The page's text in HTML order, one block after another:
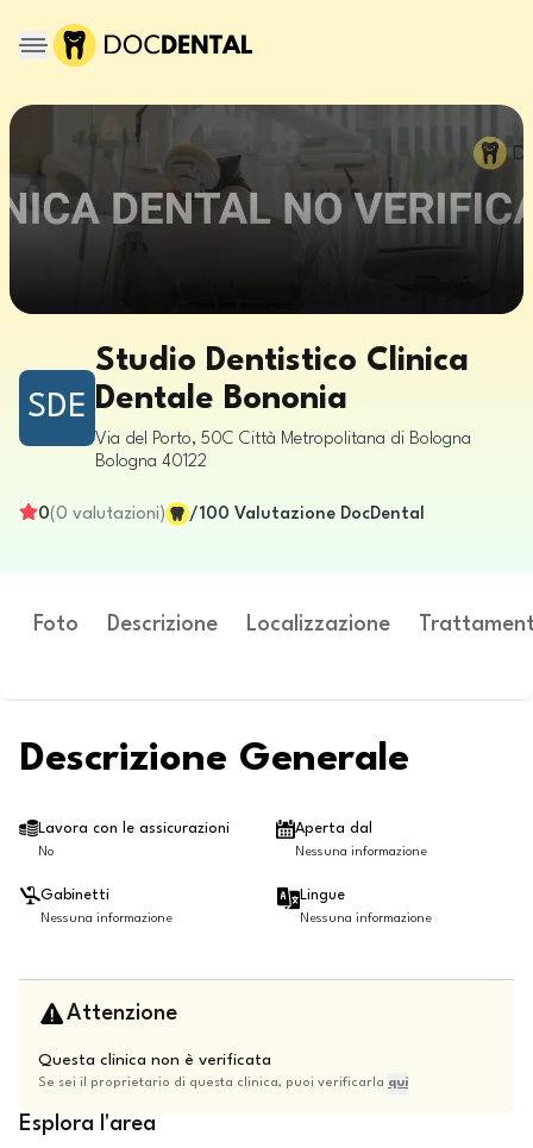
SDE
Studio Dentistico Clinica
Dentale Bononia
Via del Porto, 50C Città Metropolitana di Bologna
Bologna 40122
0(0 valutazioni) /100 Valutazione DocDental
Foto Descrizione Localizzazione
Descrizione Generale
Lavora con le assicurazioni
No
Aperta dal
Nessuna informazione
Gabinetti
Nessuna informazione
Lingue
Nessuna informazione
Attenzione
Questa clinica non è verificata
Se sei il proprietario di questa clinica, puoi verificarla qui
Esplora l'area